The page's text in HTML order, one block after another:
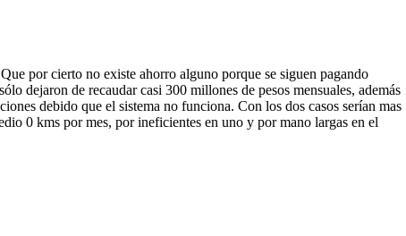
por cierto no existe ahorro alguno porque se siguen pagando
dejaron de recaudar casi 300 millones de pesos mensuales, además
debido que el sistema no funciona. Con los dos casos serían mas
0 kms por mes, por ineficientes en uno y por mano largas en el